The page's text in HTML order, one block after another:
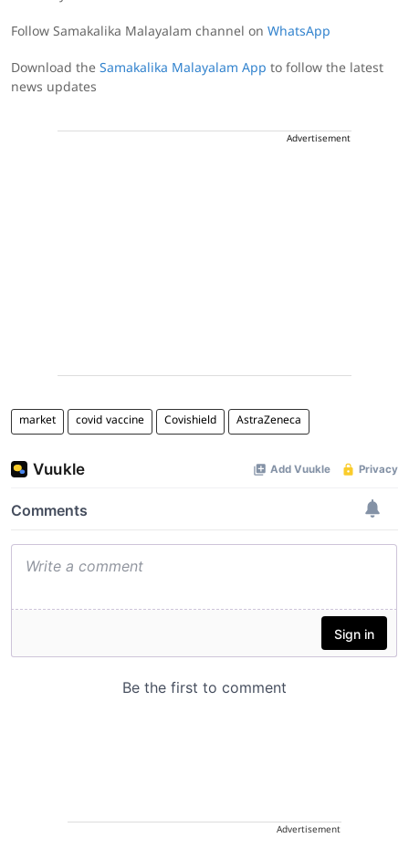
Follow Samakalika Malayalam channel on WhatsApp
Download the Samakalika Malayalam App to follow the latest
news updates
Advertisement
market covid vaccine Covishield AstraZeneca
Advertisement